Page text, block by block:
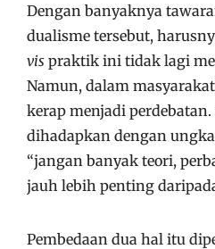
Dengan banyaknya
dualisme tersebut,
vis praktik ini tidak lagi
Namun, dalam
kerap menjadi
dihadapkan dengan
“jangan banyak teori,
jauh lebih penting
Pembedaan dua hal itu